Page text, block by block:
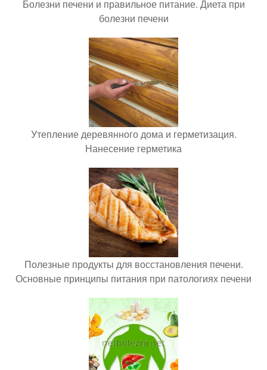
Болезни печени и правильное питание. Диета при
болезни печени
Утепление деревянного дома и герметизация.
Нанесение герметика
Полезные продукты для восстановления печени.
Основные принципы питания при патологиях печени